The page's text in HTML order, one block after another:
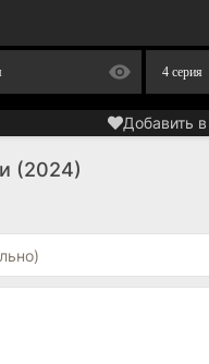
4 серия
Добавить
(2024)